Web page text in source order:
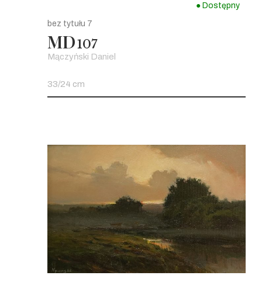
● Dostępny
bez tytułu 7
MD107
Mączyński Daniel
33/24 cm